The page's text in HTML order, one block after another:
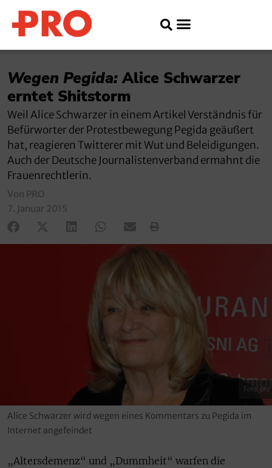
Wegen Pegida: Alice Schwarzer
erntet Shitstorm
Weil Alice Schwarzer in einem Artikel Verständnis für
Befürworter der Protestbewegung Pegida geäußert
hat, reagieren Twitterer mit Wut und Beleidigungen.
Auch der Deutsche Journalistenverband ermahnt die
Frauenrechtlerin.
Von PRO
7. Januar 2015
Foto: pro
Alice Schwarzer wird wegen eines Kommentars zu Pegida im
Internet angefeindet
„Altersdemenz“ und „Dummheit“ warfen die